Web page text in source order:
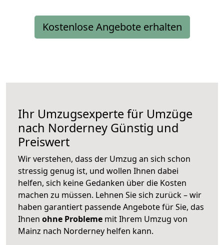
Kostenlose Angebote erhalten
Ihr Umzugsexperte für Umzüge
nach Norderney Günstig und
Preiswert
Wir verstehen, dass der Umzug an sich schon
stressig genug ist, und wollen Ihnen dabei
helfen, sich keine Gedanken über die Kosten
machen zu müssen. Lehnen Sie sich zurück – wir
haben garantiert passende Angebote für Sie, das
Ihnen ohne Probleme mit Ihrem Umzug von
Mainz nach Norderney helfen kann.